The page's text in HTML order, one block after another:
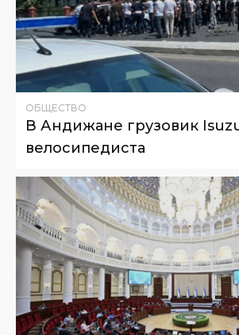
ОБЩЕСТВО
В Андижане грузовик
велосипедиста